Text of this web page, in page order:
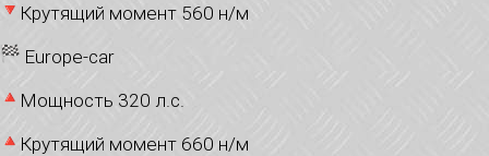
Крутящий момент 560 н/м
Europe-car
Мощность 320 л.с.
Крутящий момент 660 н/м